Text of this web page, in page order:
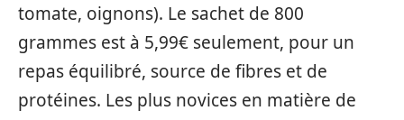
tomate, oignons). Le sachet de 800
grammes est à 5,99€ seulement, pour un
repas équilibré, source de fibres et de
protéines. Les plus novices en matière de